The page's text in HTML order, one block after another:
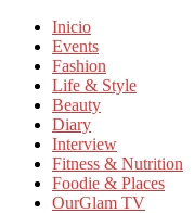
Inicio
Events
Fashion
Life & Style
Beauty
Diary
Interview
Fitness & Nutrition
Foodie & Places
OurGlam TV